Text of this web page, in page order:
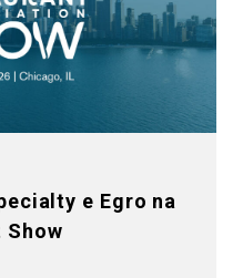
e Egro na
Show